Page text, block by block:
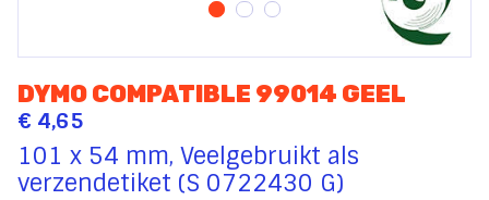
DYMO COMPATIBLE 99014 GEEL
€ 4,65
101 x 54 mm, Veelgebruikt als
verzendetiket (S 0722430 G)